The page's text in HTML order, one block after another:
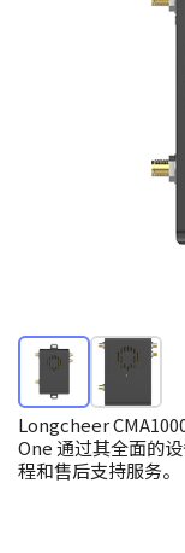
Longcheer
One 通过其全面的
程和售后支持服务。